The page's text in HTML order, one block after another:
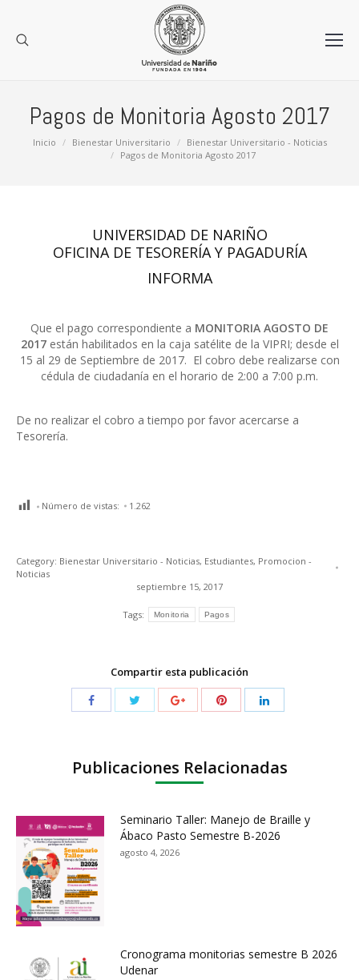
Pagos de Monitoria Agosto 2017
Estás aquí:
Inicio Bienestar Universitario
Bienestar Universitario - Noticias
Pagos de Monitoria Agosto 2017
UNIVERSIDAD DE NARIÑO
OFICINA DE TESORERÍA Y PAGADURÍA
INFORMA
Que el pago correspondiente a MONITORIA AGOSTO DE
2017están habilitados en la caja satélite de la VIPRI; desde el
15 al 29 de Septiembre de 2017. El cobro debe realizarse con
cédula de ciudadanía en el horario de 2:00 a 7:00 p.m.
De no realizar el cobro a tiempo por favor acercarse a
Tesorería.
Número de vistas: 1.262
Category: Bienestar Universitario - Noticias, Estudiantes, Promocion -
Noticias
septiembre 15, 2017
Tags: Monitoria Pagos
Compartir esta publicación
Publicaciones Relacionadas
Seminario Taller: Manejo de Braille y
Ábaco Pasto Semestre B-2026
agosto 4, 2026
Cronograma monitorias semestre B 2026
Udenar